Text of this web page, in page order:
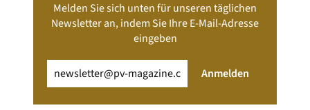
Melden Sie sich unten für unseren täglichen
Newsletter an, indem Sie Ihre E-Mail-Adresse
eingeben
(erforderlich) Anmelden